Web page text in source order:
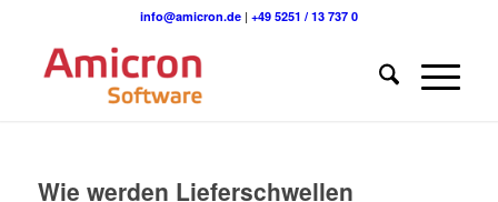
info@amicron.de| +49 5251 / 13 737 0
Wie werden Lieferschwellen